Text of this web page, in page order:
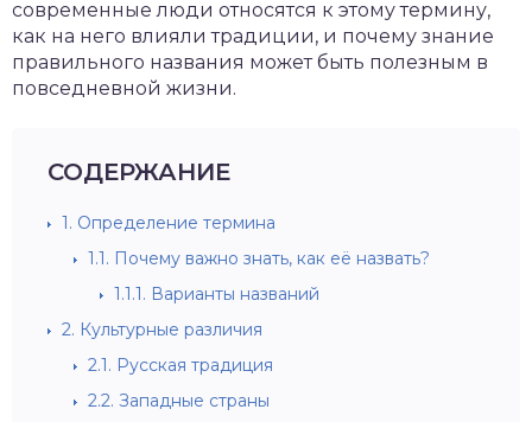
современные люди относятся к этому термину,
как на него влияли традиции, и почему знание
правильного названия может быть полезным в
повседневной жизни.
СОДЕРЖАНИЕ
1. Определение термина
1.1. Почему важно знать, как её назвать?
1.1.1. Варианты названий
2. Культурные различия
2.1. Русская традиция
2.2. Западные страны